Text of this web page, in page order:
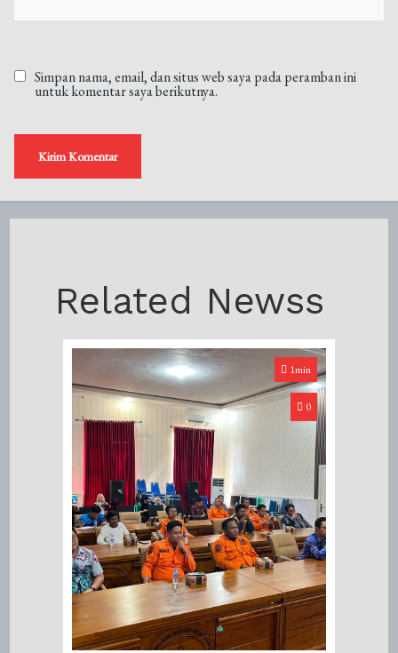
Simpan nama, email, dan situs web saya pada peramban ini
untuk komentar saya berikutnya.
Related Newss
1min
0